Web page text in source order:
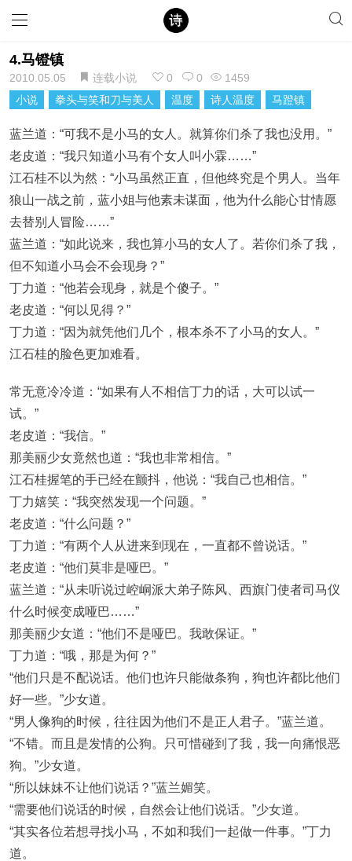
4.马镫镇
2010.05.05 连载小说 0 0
1459
小说
拳头与笑和刀与美人 温度 诗人温度 马蹬镇
蓝兰道：“可我不是小马的女人。就算你们杀了我也没用。”
老皮道：“我只知道小马有个女人叫小霖……”
江石桂不以为然：“小马虽然正直，但他终究是个男人。当年
狼山一战之前，蓝小姐与他素未谋面，他为什么能心甘情愿
去替别人冒险……”
蓝兰道：“如此说来，我也算小马的女人了。若你们杀了我，
但不知道小马会不会现身？”
丁力道：“他若会现身，就是个傻子。”
老皮道：“何以见得？”
丁力道：“因为就凭他们几个，根本杀不了小马的女人。”
江石桂的脸色更加难看。
常无意冷冷道：“如果有人不相信丁力的话，大可以试一
试。”
老皮道：“我信。”
那美丽少女竟然也道：“我也非常相信。”
江石桂握笔的手已经在颤抖，他说：“我自己也相信。”
丁力嬉笑：“我突然发现一个问题。”
老皮道：“什么问题？”
丁力道：“有两个人从进来到现在，一直都不曾说话。”
老皮道：“他们莫非是哑巴。”
蓝兰道：“从未听说过崆峒派大弟子陈风、西旗门使者司马仪
什么时候变成哑巴……”
那美丽少女道：“他们不是哑巴。我敢保证。”
丁力道：“哦，那是为何？”
“他们只是不配说话。他们也许只能做条狗，狗也许都比他们
好一些。”少女道。
“男人像狗的时候，往往因为他们不是正人君子。”蓝兰道。
“不错。而且是发情的公狗。只可惜碰到了我，我一向痛恨恶
狗。”少女道。
“所以妹妹不让他们说话？”蓝兰媚笑。
“需要他们说话的时候，自然会让他们说话。”少女道。
“其实各位若想寻找小马，不如和我们一起做一件事。”丁力
道。